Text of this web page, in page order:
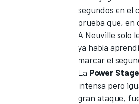
segundos en el
prueba que, en
A Neuville solo
ya había
marcar el
La Power Stage
intensa pero
gran ataque,